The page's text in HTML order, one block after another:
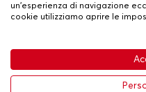
63,99 €
Condizioni generali di
Politica sulla privacy e sui
un'esperienza di navigazione
cookie utilizziamo aprire le